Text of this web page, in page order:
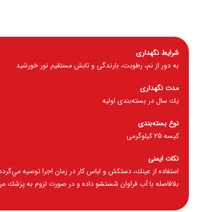
شرايط نگهداری
به دور از نم، رطوبت، بارندگی و تابش مستقیم نور خورشيد
مدت نگهداری
يك سال در بسته‌بندی اوليه
نوع بسته‌بندی
کیسه 25 كيلوگرمی
نكات ايمنی
استفاده از عينك، دستكش و لباس كار در زمان اجرا توصيه
بلافاصله با آب فراوان شستشو داده و در صورت لزوم به پزشك